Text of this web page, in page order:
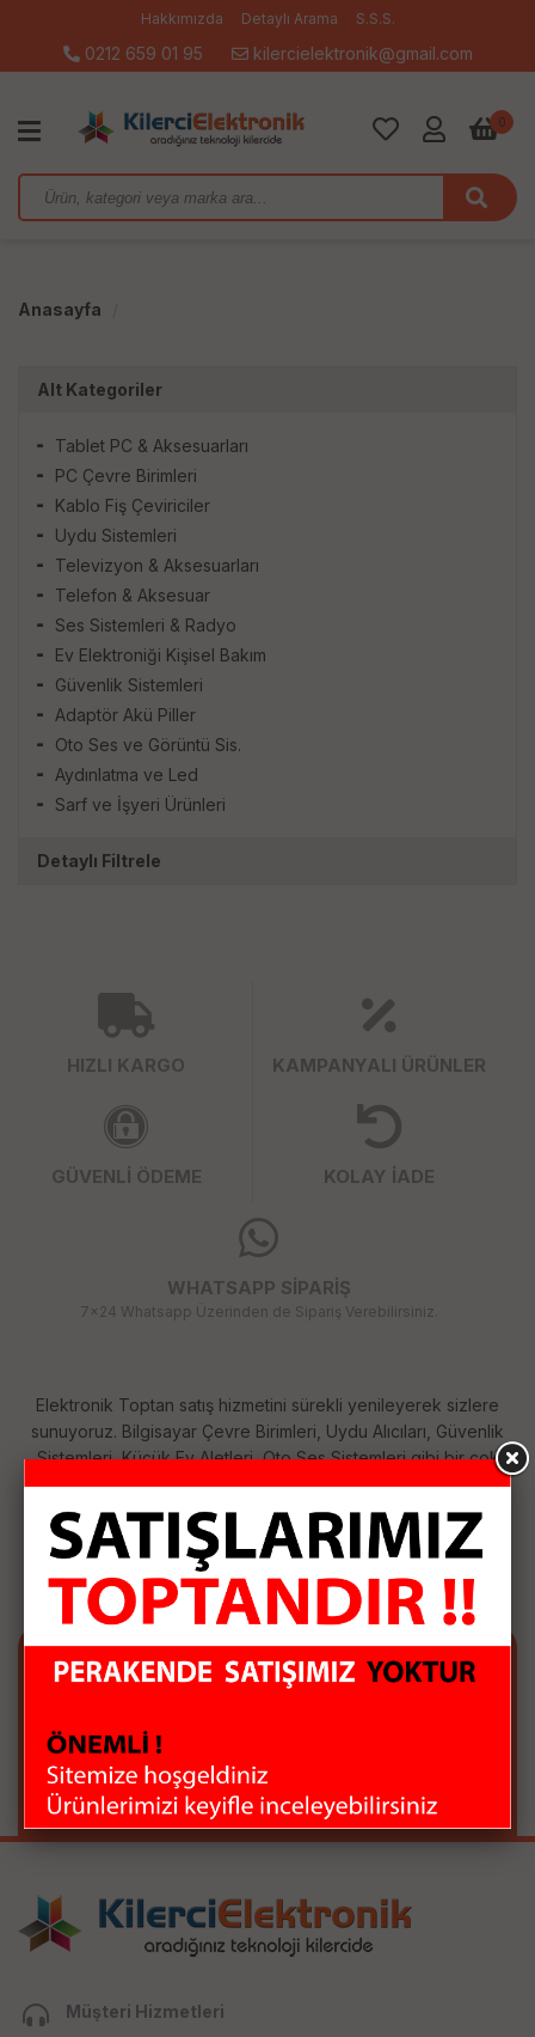
Hakkımızda Detaylı Arama S.S.S.
0212 659 01 95 kilercielektronik@gmail.com
0
Anasayfa
Alt Kategoriler
Tablet PC & Aksesuarları
PC Çevre Birimleri
Kablo Fiş Çeviriciler
Uydu Sistemleri
Televizyon & Aksesuarları
Telefon & Aksesuar
Ses Sistemleri & Radyo
Ev Elektroniği Kişisel Bakım
Güvenlik Sistemleri
Adaptör Akü Piller
Oto Ses ve Görüntü Sis.
Aydınlatma ve Led
Sarf ve İşyeri Ürünleri
Detaylı Filtrele
HIZLI KARGO KAMPANYALI ÜRÜNLER
GÜVENLİ ÖDEME KOLAY İADE
WHATSAPP SİPARİŞ
7x24 Whatsapp Üzerinden de Sipariş Verebilirsiniz.
Elektronik Toptan satış hizmetini sürekli yenileyerek sizlere
sunuyoruz. Bilgisayar Çevre Birimleri, Uydu Alıcıları, Güvenlik
Sistemleri, Küçük Ev Aletleri, Oto Ses Sistemleri gibi bir çok
kategoride her geçen gün çeşitlerimizi arttırıyoruz. Size
sağladığımız bu çeşitlilik ile ihtiyaçlarınızı tek merkezden
karşılamanızı sağlıyoruz. Siparişlerinizi özenle hazırlayıp
anlaşmalı kargo firması ile hızlı bir şekilde size ulaştırıyoruz.
E-BÜLTEN ABONELİĞİ
E-Bülten aboneliği ile fırsatları kaçırma...
Müşteri Hizmetleri